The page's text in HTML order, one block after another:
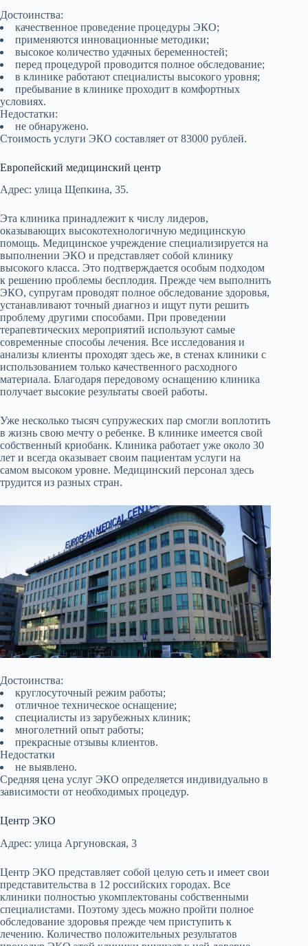
Достоинства:
качественное проведение процедуры ЭКО;
применяются инновационные методики;
высокое количество удачных беременностей;
перед процедурой проводится полное обследование;
в клинике работают специалисты высокого уровня;
пребывание в клинике проходит в комфортных
условиях.
Недостатки:
не обнаружено.
Стоимость услуги ЭКО составляет от 83000 рублей.
Европейский медицинский центр
Адрес: улица Щепкина, 35.
Эта клиника принадлежит к числу лидеров,
оказывающих высокотехнологичную медицинскую
помощь. Медицинское учреждение специализируется на
выполнении ЭКО и представляет собой клинику
высокого класса. Это подтверждается особым подходом
к решению проблемы бесплодия. Прежде чем выполнить
ЭКО, супругам проводят полное обследование здоровья,
устанавливают точный диагноз и ищут пути решить
проблему другими способами. При проведении
терапевтических мероприятий используют самые
современные способы лечения. Все исследования и
анализы клиенты проходят здесь же, в стенах клиники с
использованием только качественного расходного
материала. Благодаря передовому оснащению клиника
получает высокие результаты своей работы.
Уже несколько тысяч супружеских пар смогли воплотить
в жизнь свою мечту о ребенке. В клинике имеется свой
собственный криобанк. Клиника работает уже около 30
лет и всегда оказывает своим пациентам услуги на
самом высоком уровне. Медицинский персонал здесь
трудится из разных стран.
Достоинства:
круглосуточный режим работы;
отличное техническое оснащение;
специалисты из зарубежных клиник;
многолетний опыт работы;
прекрасные отзывы клиентов.
Недостатки
не выявлено.
Средняя цена услуг ЭКО определяется индивидуально в
зависимости от необходимых процедур.
Центр ЭКО
Адрес: улица Аргуновская, 3
Центр ЭКО представляет собой целую сеть и имеет свои
представительства в 12 российских городах. Все
клиники полностью укомплектованы собственными
специалистами. Поэтому здесь можно пройти полное
обследование здоровья прежде чем приступить к
лечению. Количество положительных результатов